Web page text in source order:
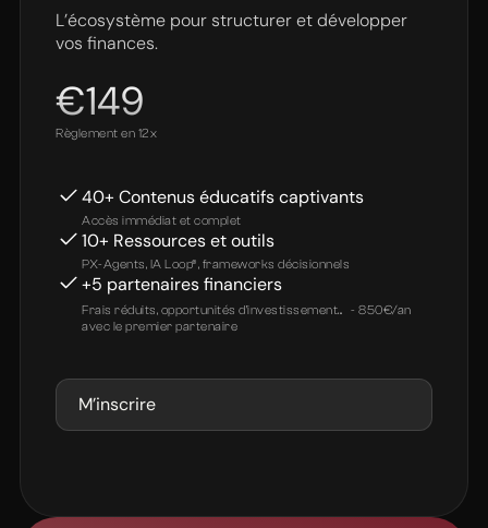
L’écosystème pour structurer et développer
vos finances.
€149
Règlement en 12x
40+ Contenus éducatifs captivants
Accès immédiat et complet
10+ Ressources et outils
PX-Agents, IA Loop®, frameworks décisionnels
+5 partenaires financiers
Frais réduits, opportunités d’investissement... - 850€/an
avec le premier partenaire
M’inscrire